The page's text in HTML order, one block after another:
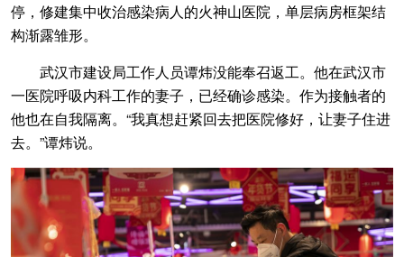
停，修建集中收治感染病人的火神山医院，单层病房框架结
构渐露雏形。
武汉市建设局工作人员谭炜没能奉召返工。他在武汉市
一医院呼吸内科工作的妻子，已经确诊感染。作为接触者的
他也在自我隔离。“我真想赶紧回去把医院修好，让妻子住进
去。”谭炜说。